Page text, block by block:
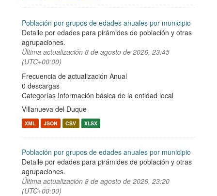
Población por grupos de edades anuales por municipio
Detalle por edades para pirámides de población y otras
agrupaciones.
Última actualización 8 de agosto de 2026, 23:45
(UTC+00:00)
Frecuencia de actualización Anual
0 descargas
Categorías Información básica de la entidad local
Villanueva del Duque
XML JSON CSV XLSX
Población por grupos de edades anuales por municipio
Detalle por edades para pirámides de población y otras
agrupaciones.
Última actualización 8 de agosto de 2026, 23:20
(UTC+00:00)